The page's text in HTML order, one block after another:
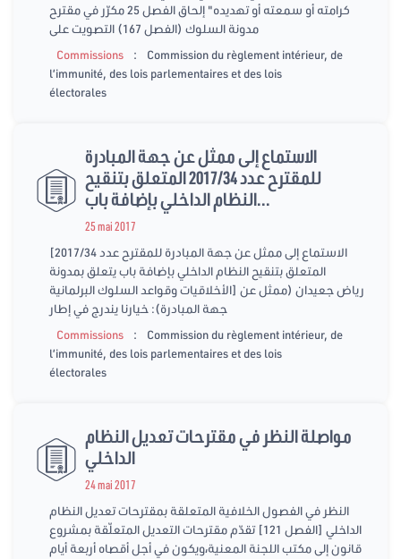
كرامته أو سمعته أو تهديده" إلحاق الفصل 25 مكرّر في مقترح
مدونة السلوك (الفصل 167) التصويت على
Commissions
:
Commission du règlement intérieur, de
l’immunité, des lois parlementaires et des lois
électorales
الاستماع إلى ممثل عن جهة المبادرة
للمقترح عدد 2017/34 المتعلق بتنقيح
النظام الداخلي بإضافة باب...
25 mai 2017
[الاستماع إلى ممثل عن جهة المبادرة للمقترح عدد 2017/34
المتعلق بتنقيح النظام الداخلي بإضافة باب يتعلق بمدونة
الأخلاقيات وقواعد السلوك البرلمانية] رياض جعيدان (ممثل عن
جهة المبادرة): خيارنا يندرج في إطار
Commissions
:
Commission du règlement intérieur, de
l’immunité, des lois parlementaires et des lois
électorales
مواصلة النظر في مقترحات تعديل النظام
الداخلي
24 mai 2017
النظر في الفصول الخلافية المتعلقة بمقترحات تعديل النظام
الداخلي [الفصل 121] تقدّم مقترحات التعديل المتعلّقة بمشروع
قانون إلى مكتب اللجنة المعنية،ويكون في أجل أقصاه أربعة أيام